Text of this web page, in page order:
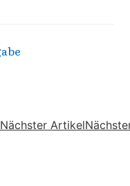
Nächster Artikel